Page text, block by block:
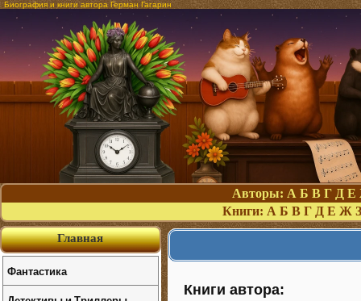
Биография и книги автора Герман Гагарин
Авторы: А Б В Г Д Е
Книги: А Б В Г Д Е Ж З
Книги автора:
Главная
Фантастика